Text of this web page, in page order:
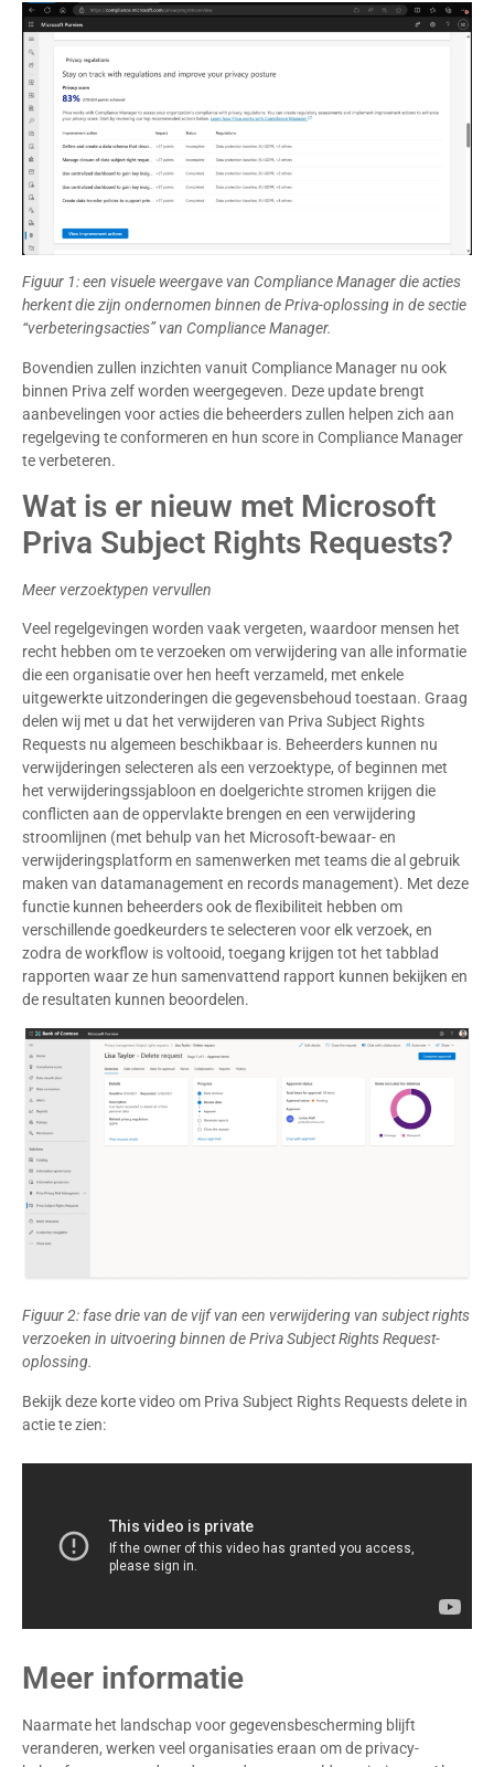
Figuur 1: een visuele weergave van Compliance Manager die acties
herkent die zijn ondernomen binnen de Priva-oplossing in de sectie
“verbeteringsacties” van Compliance Manager.
Bovendien zullen inzichten vanuit Compliance Manager nu ook
binnen Priva zelf worden weergegeven. Deze update brengt
aanbevelingen voor acties die beheerders zullen helpen zich aan
regelgeving te conformeren en hun score in Compliance Manager
te verbeteren.
Wat is er nieuw met Microsoft
Priva Subject Rights Requests?
Meer verzoektypen vervullen
Veel regelgevingen worden vaak vergeten, waardoor mensen het
recht hebben om te verzoeken om verwijdering van alle informatie
die een organisatie over hen heeft verzameld, met enkele
uitgewerkte uitzonderingen die gegevensbehoud toestaan. Graag
delen wij met u dat het verwijderen van Priva Subject Rights
Requests nu algemeen beschikbaar is. Beheerders kunnen nu
verwijderingen selecteren als een verzoektype, of beginnen met
het verwijderingssjabloon en doelgerichte stromen krijgen die
conflicten aan de oppervlakte brengen en een verwijdering
stroomlijnen (met behulp van het Microsoft-bewaar- en
verwijderingsplatform en samenwerken met teams die al gebruik
maken van datamanagement en records management). Met deze
functie kunnen beheerders ook de flexibiliteit hebben om
verschillende goedkeurders te selecteren voor elk verzoek, en
zodra de workflow is voltooid, toegang krijgen tot het tabblad
rapporten waar ze hun samenvattend rapport kunnen bekijken en
de resultaten kunnen beoordelen.
Figuur 2: fase drie van de vijf van een verwijdering van subject rights
verzoeken in uitvoering binnen de Priva Subject Rights Request-
oplossing.
Bekijk deze korte video om Priva Subject Rights Requests delete in
actie te zien:
Meer informatie
Naarmate het landschap voor gegevensbescherming blijft
veranderen, werken veel organisaties eraan om de privacy-